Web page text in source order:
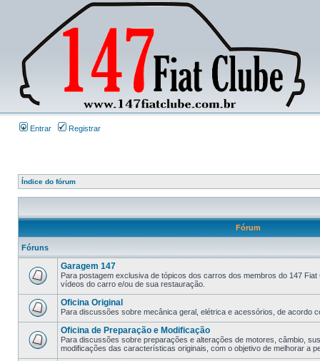
Entrar Registrar
Índice do fórum
Fórum
Fóruns
Garagem 147
Para postagem exclusiva de tópicos dos carros dos membros do 147
vídeos do carro e/ou de sua restauração.
Oficina Original
Para discussões sobre mecânica geral, elétrica e acessórios, de acordo
Oficina de Preparação e Modificação
Para discussões sobre preparações e alterações de motores, câmbio,
modificações das características originais, com o objetivo de melhorar a